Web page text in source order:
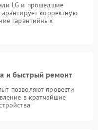
LG и прошедшие
корректную
гарантийных
и быстрый ремонт
позволяют провести
в кратчайшие